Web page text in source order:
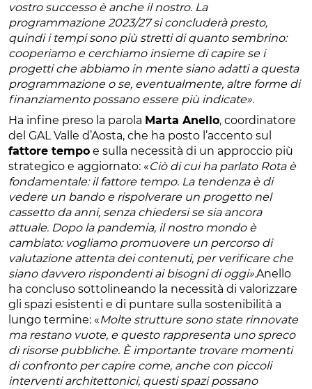
vostro successo è anche il nostro. La
programmazione 2023/27 si concluderà presto,
quindi i tempi sono più stretti di quanto sembrino:
cooperiamo e cerchiamo insieme di capire se i
progetti che abbiamo in mente siano adatti a questa
programmazione o se, eventualmente, altre forme di
finanziamento possano essere più indicate».
Ha infine preso la parola Marta Anello, coordinatore
del GAL Valle d’Aosta, che ha posto l’accento sul
fattore tempo e sulla necessità di un approccio più
strategico e aggiornato: «Ciò di cui ha parlato Rota è
fondamentale: il fattore tempo. La tendenza è di
vedere un bando e rispolverare un progetto nel
cassetto da anni, senza chiedersi se sia ancora
attuale. Dopo la pandemia, il nostro mondo è
cambiato: vogliamo promuovere un percorso di
valutazione attenta dei contenuti, per verificare che
siano davvero rispondenti ai bisogni di oggi».Anello
ha concluso sottolineando la necessità di valorizzare
gli spazi esistenti e di puntare sulla sostenibilità a
lungo termine: «Molte strutture sono state rinnovate
ma restano vuote, e questo rappresenta uno spreco
di risorse pubbliche. È importante trovare momenti
di confronto per capire come, anche con piccoli
interventi architettonici, questi spazi possano